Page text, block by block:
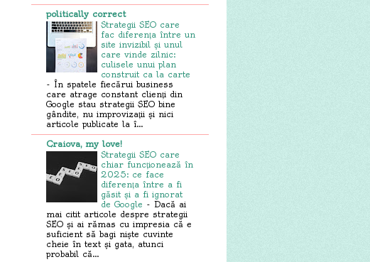
politically correct
Strategii SEO care
fac diferența între un
site invizibil și unul
care vinde zilnic:
culisele unui plan
construit ca la carte
- În spatele fiecărui business
care atrage constant clienți din
Google stau strategii SEO bine
gândite, nu improvizații și nici
articole publicate la î...
Craiova, my love!
Strategii SEO care
chiar funcționează în
2025: ce face
diferența între a fi
găsit și a fi ignorat
de Google - Dacă ai
mai citit articole despre strategii
SEO și ai rămas cu impresia că e
suficient să bagi niște cuvinte
cheie în text și gata, atunci
probabil că...